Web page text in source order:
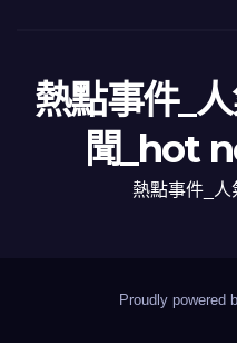
熱點事件_
聞_hot
熱點事件_人
Proudly powered